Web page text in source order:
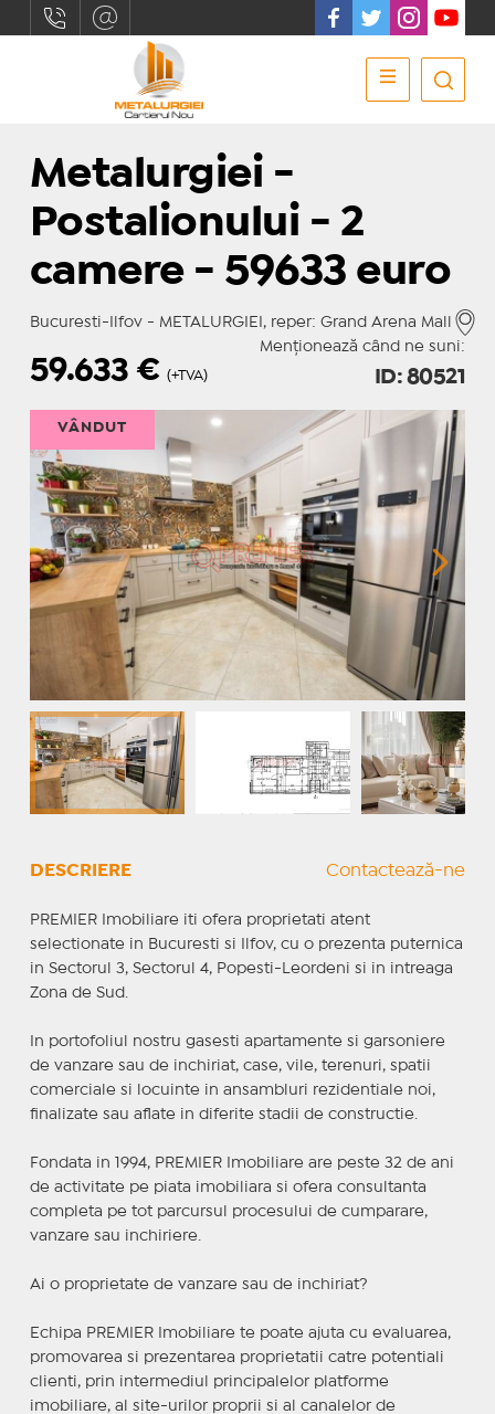
Metalurgiei -
Postalionului - 2
camere - 59633 euro
Bucuresti-Ilfov - METALURGIEI, reper: Grand Arena Mall
Menționează când ne suni:
59.633€ (+TVA) ID: 80521
VÂNDUT
DESCRIERE Contactează-ne
PREMIER Imobiliare iti ofera proprietati atent
selectionate in Bucuresti si Ilfov, cu o prezenta puternica
in Sectorul 3, Sectorul 4, Popesti-Leordeni si in intreaga
Zona de Sud.
In portofoliul nostru gasesti apartamente si garsoniere
de vanzare sau de inchiriat, case, vile, terenuri, spatii
comerciale si locuinte in ansambluri rezidentiale noi,
finalizate sau aflate in diferite stadii de constructie.
Fondata in 1994, PREMIER Imobiliare are peste 32 de ani
de activitate pe piata imobiliara si ofera consultanta
completa pe tot parcursul procesului de cumparare,
vanzare sau inchiriere.
Ai o proprietate de vanzare sau de inchiriat?
Echipa PREMIER Imobiliare te poate ajuta cu evaluarea,
promovarea si prezentarea proprietatii catre potentiali
clienti, prin intermediul principalelor platforme
imobiliare, al site-urilor proprii si al canalelor de